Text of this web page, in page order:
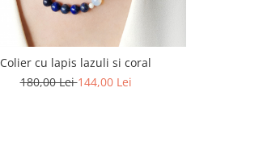
Colier cu lapis lazuli si coral
180,00 Lei144,00 Lei